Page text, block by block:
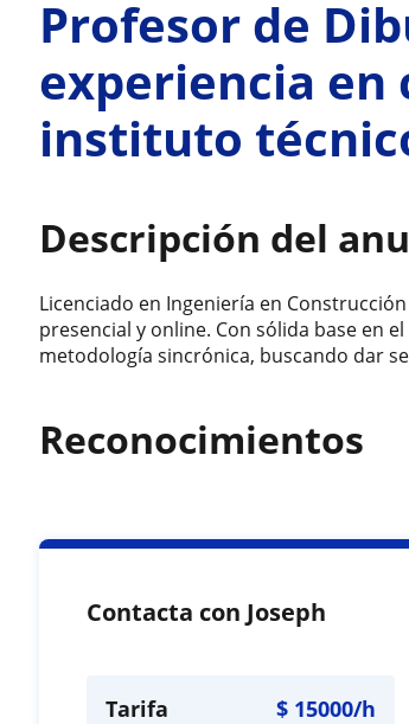
Profesor de
experiencia en
instituto
Descripción del
Licenciado en Ingeniería en
presencial y online. Con sólida base en
metodología sincrónica, buscando dar
Reconocimientos
Contacta con Joseph
Tarifa $ 15000/h